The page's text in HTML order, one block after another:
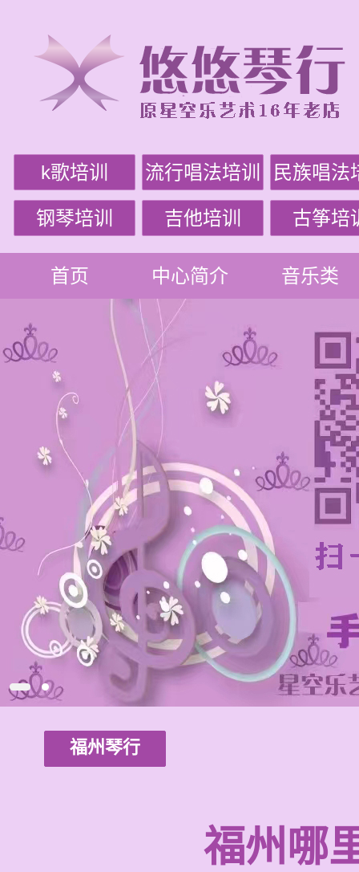
k歌培训 流行唱法培训 民族唱法
钢琴培训 吉他培训 古筝培
首页 中心简介 音乐类
福州琴行
福州哪